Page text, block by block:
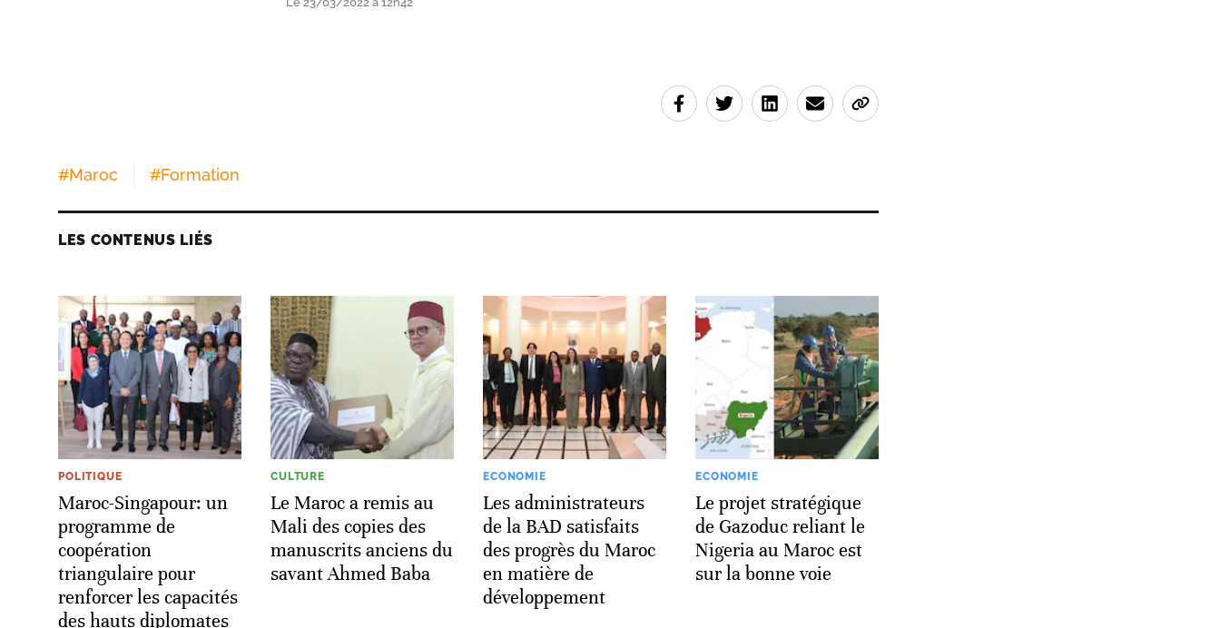
#Maroc #Formation
LES CONTENUS LIÉS
POLITIQUE
Maroc-Singapour: un
programme de
coopération
triangulaire pour
renforcer les capacités
des hauts diplomates
CULTURE
Le Maroc a remis au
Mali des copies des
manuscrits anciens du
savant Ahmed Baba
ECONOMIE
Les administrateurs
de la BAD satisfaits
des progrès du Maroc
en matière de
développement
ECONOMIE
Le projet stratégique
de Gazoduc reliant le
Nigeria au Maroc est
sur la bonne voie